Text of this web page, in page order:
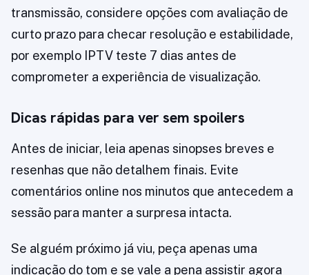
transmissão, considere opções com avaliação de
curto prazo para checar resolução e estabilidade,
por exemplo IPTV teste 7 dias antes de
comprometer a experiência de visualização.
Dicas rápidas para ver sem spoilers
Antes de iniciar, leia apenas sinopses breves e
resenhas que não detalhem finais. Evite
comentários online nos minutos que antecedem a
sessão para manter a surpresa intacta.
Se alguém próximo já viu, peça apenas uma
indicação do tom e se vale a pena assistir agora